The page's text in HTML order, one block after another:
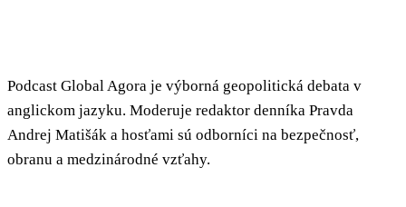
Podcast Global Agora je výborná geopolitická debata v
anglickom jazyku. Moderuje redaktor denníka Pravda
Andrej Matišák a hosťami sú odborníci na bezpečnosť,
obranu a medzinárodné vzťahy.